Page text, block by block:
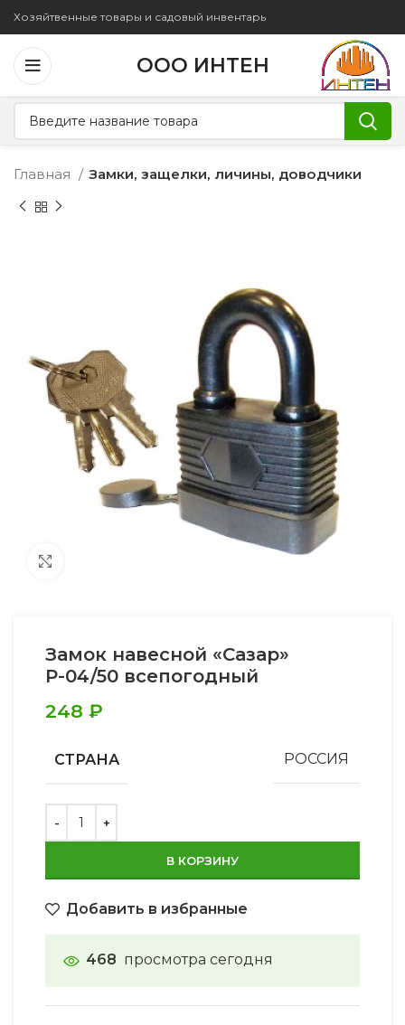
Хозяйтвенные товары и садовый инвентарь
ООО ИНТЕН
Главная Замки, защелки, личины, доводчики
Замок навесной «Сазар»
Р-04/50 всепогодный
248 ₽
СТРАНА РОССИЯ
В КОРЗИНУ
Добавить в избранные
468 просмотра сегодня